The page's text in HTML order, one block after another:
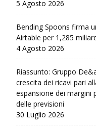
5 Agosto 2026
Bending Spoons firma
Airtable per 1,285
4 Agosto 2026
Riassunto: Gruppo
crescita dei ricavi pari
espansione dei margini
delle previsioni
30 Luglio 2026